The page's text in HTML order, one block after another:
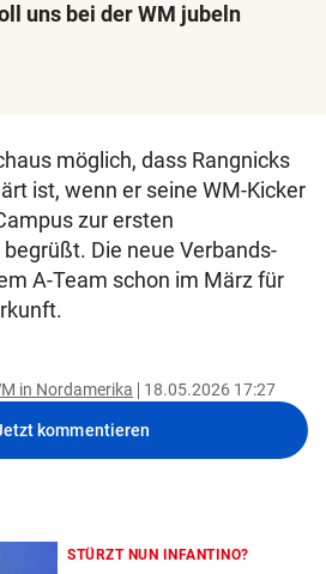
uns bei der WM jubeln
möglich, dass Rangnicks
ist, wenn er seine WM-Kicker
zur ersten
Die neue Verbands-
A-Team schon im März für
in Nordamerika 18.05.2026 17:27
kommentieren
STÜRZT NUN INFANTINO?